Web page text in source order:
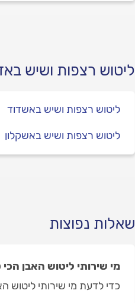
וגם, איך בוחרים מלטש אבן
ליטוש רצפות ושיש
ליטוש רצפות ושיש באשדוד
ליטוש רצפות ושיש באשקלון
שאלות נפוצות
מי שירותי ליטוש האבן
כדי לדעת מי שירותי ליטוש